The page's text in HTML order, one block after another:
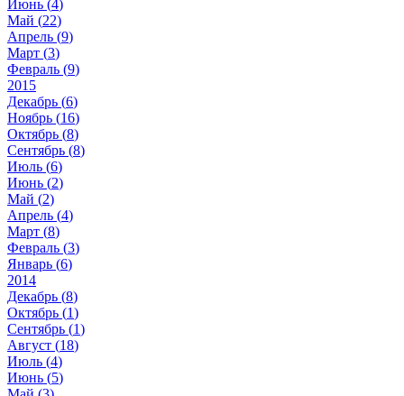
Июнь (4)
Май (22)
Апрель (9)
Март (3)
Февраль (9)
2015
Декабрь (6)
Ноябрь (16)
Октябрь (8)
Сентябрь (8)
Июль (6)
Июнь (2)
Май (2)
Апрель (4)
Март (8)
Февраль (3)
Январь (6)
2014
Декабрь (8)
Октябрь (1)
Сентябрь (1)
Август (18)
Июль (4)
Июнь (5)